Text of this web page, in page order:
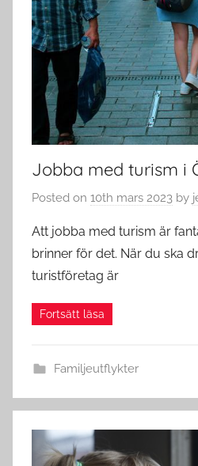
Jobba med turism i
Posted on 10th mars 2023 by
Att jobba med turism är
brinner för det. När du ska
turistföretag är
Familjeutflykter